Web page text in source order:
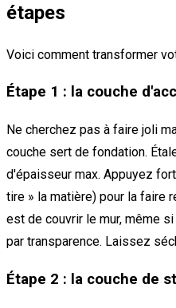
étapes
Voici comment transformer
Étape 1 : la couche
Ne cherchez pas à faire joli
couche sert de fondation.
d'épaisseur max. Appuyez
tire » la matière) pour la faire
est de couvrir le mur, même
par transparence. Laissez
Étape 2 : la couche de